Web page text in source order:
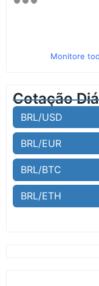
Monitore
Cotação
BRL/USD
BRL/EUR
BRL/BTC
BRL/ETH